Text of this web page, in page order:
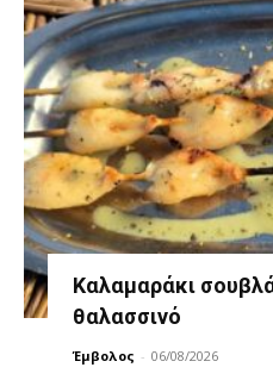
Καλαμαράκι
θαλασσινό
Έμβολος - 06/08/2026